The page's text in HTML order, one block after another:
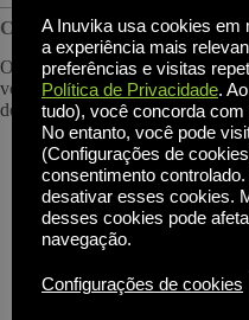
Criado com base na força do
O OVD Enterprise 3.5.1 inclui
versão 3.5.0, que proporcionou
desempenho, segurança e
Acesso ao aplicativo local
Abra arquivos de forma
usando aplicativos
melhorando a experiência
Autenticação SAML2
Experiência de login
confiança baseada em
entrada repetida de
A Inuvika usa cookies em
a experiência mais
preferências e visitas
Política de Privacidade.
tudo), você concorda
No entanto, você pode
(Configurações de
consentimento
desativar esses cookies.
desses cookies pode
navegação.
Configurações de cookies